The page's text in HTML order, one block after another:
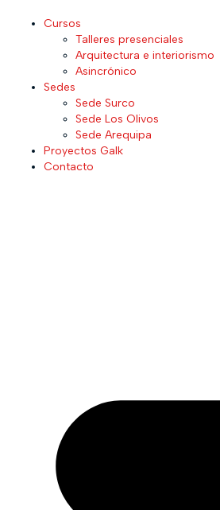
Cursos
Talleres presenciales
Arquitectura e interiorismo
Asincrónico
Sedes
Sede Surco
Sede Los Olivos
Sede Arequipa
Proyectos Galk
Contacto